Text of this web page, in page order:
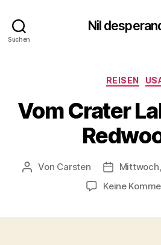
Suchen
Nil
REISEN
Vom Crater
Beitragsautor
Von Carsten
Keine